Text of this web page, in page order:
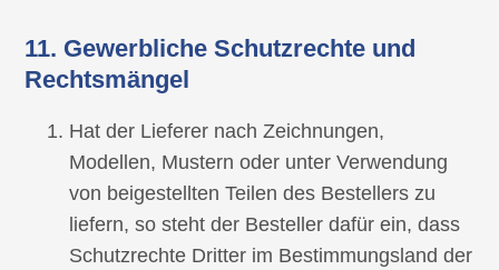
11. Gewerbliche Schutzrechte und
Rechtsmängel
Hat der Lieferer nach Zeichnungen,
Modellen, Mustern oder unter Verwendung
von beigestellten Teilen des Bestellers zu
liefern, so steht der Besteller dafür ein, dass
Schutzrechte Dritter im Bestimmungsland der